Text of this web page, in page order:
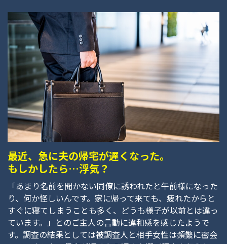
最近、急に夫の帰宅が遅くなった。
もしかしたら…浮気？
「あまり名前を聞かない同僚に誘われたと午前様になった
り、何か怪しいんです。家に帰って来ても、疲れたからと
すぐに寝てしまうことも多く、どうも様子が以前とは違っ
ています。」とのご主人の言動に違和感を感じたようで
す。調査の結果としては被調査人と相手女性は頻繁に密会